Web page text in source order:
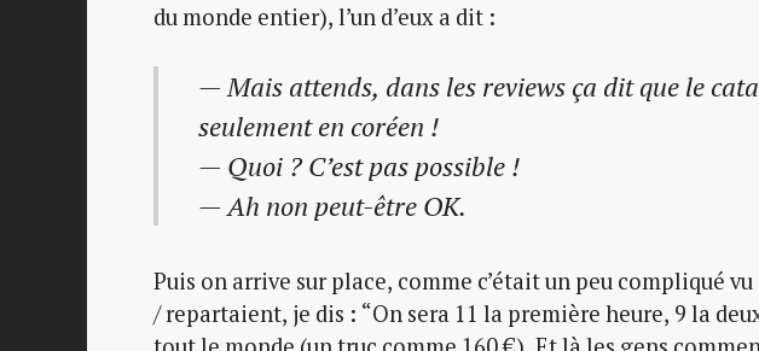
du monde entier), l’un d’eux a dit :
— Mais attends, dans les reviews ça dit que le
seulement en coréen !
— Quoi ? C’est pas possible !
— Ah non peut-être OK.
Puis on arrive sur place, comme c’était un peu compliqué
/ repartaient, je dis : “On sera 11 la première heure, 9 la